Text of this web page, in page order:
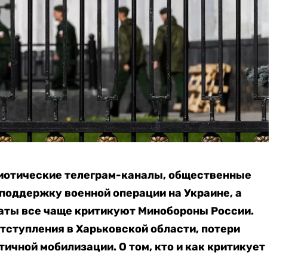
телеграм-каналы, общественные
военной операции на Украине, а
все чаще критикуют Минобороны России.
в Харьковской области, потери
мобилизации. О том, кто и как критикует